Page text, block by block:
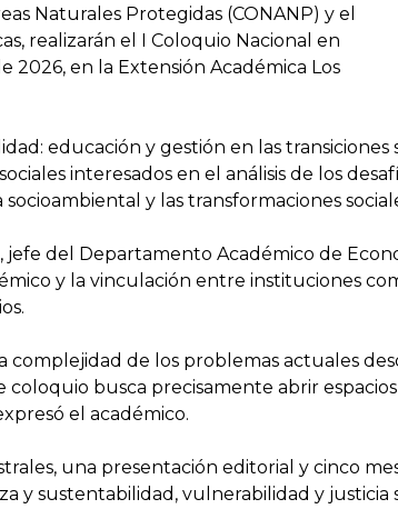
Naturales Protegidas (CONANP) y el
realizarán el I Coloquio Nacional en
2026, en la Extensión Académica Los
educación y gestión en las
interesados en el análisis de los
y las transformaciones
jefe del Departamento Académico de
y la vinculación entre instituciones
de los problemas actuales
coloquio busca precisamente abrir
el académico.
una presentación editorial y cinco
y sustentabilidad, vulnerabilidad y